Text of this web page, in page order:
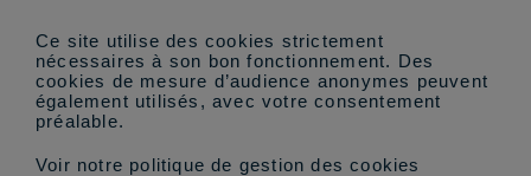
Ce site utilise des cookies strictement
nécessaires à son bon fonctionnement. Des
cookies de mesure d’audience anonymes peuvent
également utilisés, avec votre consentement
préalable.
Voir notre politique de gestion des cookies